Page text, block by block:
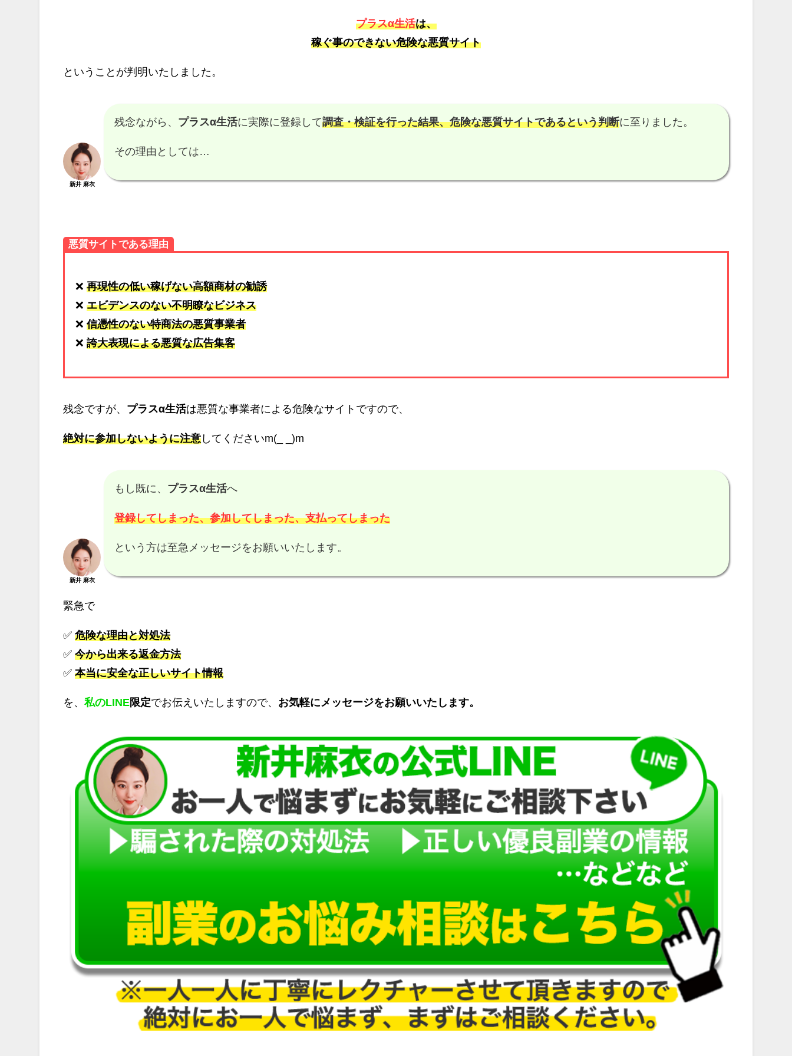
プラスα生活は、
稼ぐ事のできない危険な悪質サイト
ということが判明いたしました。
新井 麻衣
残念ながら、 プラスα生活に実際に登録して調査・検証を行った結果、危険な悪質サイトであるという判断に至りました。
その理由としては…
悪質サイトである理由
❌再現性の低い稼げない高額商材の勧誘
❌エビデンスのない不明瞭なビジネス
❌信憑性のない特商法の悪質事業者
❌誇大表現による悪質な広告集客
残念ですが、 プラスα生活は悪質な事業者による危険なサイトですので、
絶対に参加しないように注意 してくださいm(_ _)m
新井 麻衣
もし既に、 プラスα生活へ
登録してしまった、参加してしまった、支払ってしまった
という方は至急メッセージをお願いいたします。
緊急で
✅危険な理由と対処法
✅今から出来る返金方法
✅本当に安全な正しいサイト情報
を、私のLINE限定でお伝えいたしますので、 お気軽にメッセージをお願いいたします。